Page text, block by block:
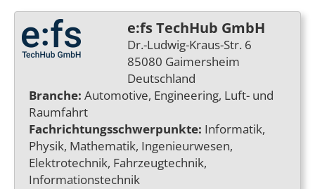
e:fs TechHub GmbH
Dr.-Ludwig-Kraus-Str. 6
85080 Gaimersheim
Deutschland
Branche: Automotive, Engineering, Luft- und
Raumfahrt
Fachrichtungsschwerpunkte: Informatik,
Physik, Mathematik, Ingenieurwesen,
Elektrotechnik, Fahrzeugtechnik,
Informationstechnik